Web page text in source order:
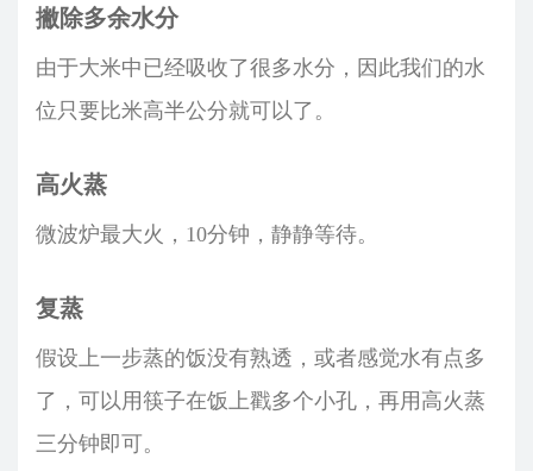
撇除多余水分
由于大米中已经吸收了很多水分，因此我们的水
位只要比米高半公分就可以了。
高火蒸
微波炉最大火，10分钟，静静等待。
复蒸
假设上一步蒸的饭没有熟透，或者感觉水有点多
了，可以用筷子在饭上戳多个小孔，再用高火蒸
三分钟即可。